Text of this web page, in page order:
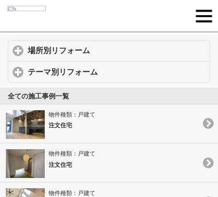
場所別リフォーム
テーマ別リフォーム
全ての施工事例一覧
物件種類：戸建て
注文住宅
物件種類：戸建て
注文住宅
物件種類：戸建て